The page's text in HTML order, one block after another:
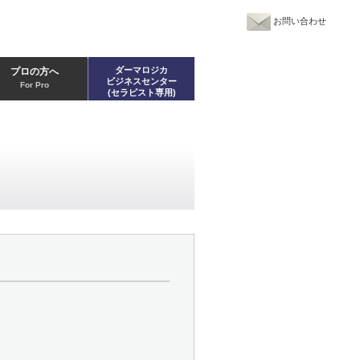
お問い合わせ
プロの方へ
For Pro
ダーマロジカ
ビジネスセンター
(セラピスト専用)